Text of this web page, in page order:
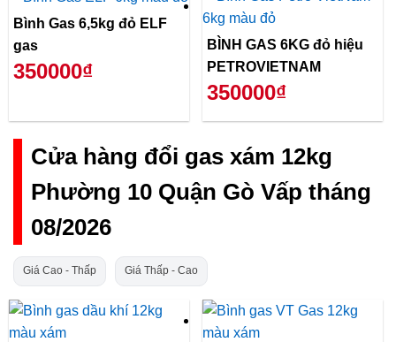
Bình Gas 6,5kg đỏ ELF
gas
350000₫
BÌNH GAS 6KG đỏ hiệu
PETROVIETNAM
350000₫
Cửa hàng đổi gas xám 12kg
Phường 10 Quận Gò Vấp tháng
08/2026
Giá Cao - Thấp Giá Thấp - Cao